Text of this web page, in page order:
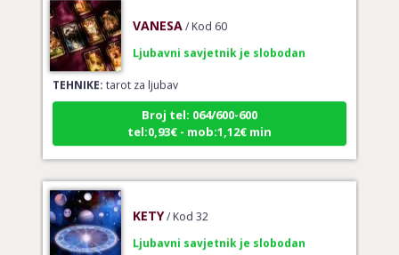
/ Kod 60
Ljubavni savjetnik je slobodan
TEHNIKE:tarot za ljubav
Broj tel: 064/600-600
tel:0,93€ - mob:1,12€ min
/ Kod 32
Ljubavni savjetnik je slobodan